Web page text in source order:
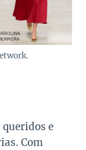
e
Com